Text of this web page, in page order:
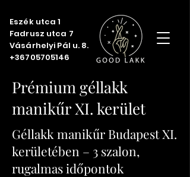
Eszék utca 1
Fadrusz utca 7
Vásárhelyi Pál u. 8.
+36705705146
Prémium géllakk
manikűr XI. kerület
Géllakk manikűr Budapest XI.
kerületében – 3 szalon,
rugalmas időpontok